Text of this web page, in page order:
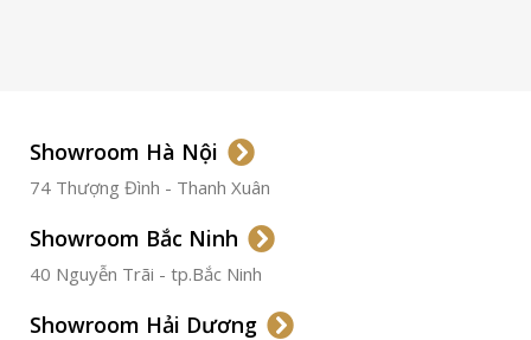
Showroom Hà Nội
74 Thượng Đình - Thanh Xuân
Showroom Bắc Ninh
40 Nguyễn Trãi - tp.Bắc Ninh
Showroom Hải Dương